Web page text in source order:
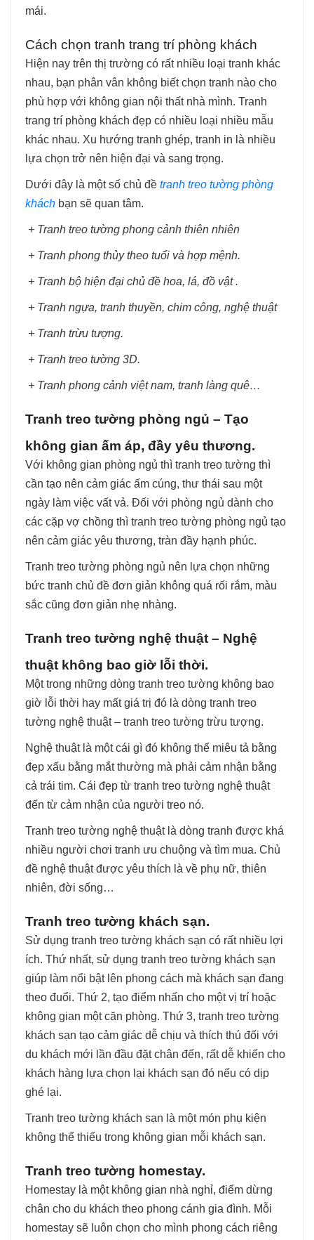
mái.
Cách chọn tranh trang trí phòng khách
Hiện nay trên thị trường có rất nhiều loại tranh khác
nhau, bạn phân vân không biết chọn tranh nào cho
phù hợp với không gian nội thất nhà mình. Tranh
trang trí phòng khách đẹp có nhiều loại nhiều mẫu
khác nhau. Xu hướng tranh ghép, tranh in là nhiều
lựa chọn trở nên hiện đại và sang trọng.
Dưới đây là một số chủ đề tranh treo tường phòng
khách bạn sẽ quan tâm.
+ Tranh treo tường phong cảnh thiên nhiên
+ Tranh phong thủy theo tuổi và hợp mệnh.
+ Tranh bộ hiện đại chủ đề hoa, lá, đồ vật .
+ Tranh ngựa, tranh thuyền, chim công, nghệ thuật
+ Tranh trừu tượng.
+ Tranh treo tường 3D.
+ Tranh phong cảnh việt nam, tranh làng quê…
Tranh treo tường phòng ngủ – Tạo
không gian ấm áp, đầy yêu thương.
Với không gian phòng ngủ thì tranh treo tường thì
cần tạo nên cảm giác ấm cúng, thư thái sau một
ngày làm việc vất vả. Đối với phòng ngủ dành cho
các cặp vợ chồng thì tranh treo tường phòng ngủ tạo
nên cảm giác yêu thương, tràn đầy hạnh phúc.
Tranh treo tường phòng ngủ nên lựa chọn những
bức tranh chủ đề đơn giản không quá rối rắm, màu
sắc cũng đơn giản nhẹ nhàng.
Tranh treo tường nghệ thuật – Nghệ
thuật không bao giờ lỗi thời.
Một trong những dòng tranh treo tường không bao
giờ lỗi thời hay mất giá trị đó là dòng tranh treo
tường nghệ thuật – tranh treo tường trừu tượng.
Nghệ thuật là một cái gì đó không thể miêu tả bằng
đẹp xấu bằng mắt thường mà phải cảm nhận bằng
cả trái tim. Cái đẹp từ tranh treo tường nghệ thuật
đến từ cảm nhận của người treo nó.
Tranh treo tường nghệ thuật là dòng tranh được khá
nhiều người chơi tranh ưu chuộng và tìm mua. Chủ
đề nghệ thuật được yêu thích là về phụ nữ, thiên
nhiên, đời sống…
Tranh treo tường khách sạn.
Sử dụng tranh treo tường khách sạn có rất nhiều lợi
ích. Thứ nhất, sử dụng tranh treo tường khách sạn
giúp làm nổi bật lên phong cách mà khách sạn đang
theo đuổi. Thứ 2, tạo điểm nhấn cho một vị trí hoặc
không gian một căn phòng. Thứ 3, tranh treo tường
khách sạn tạo cảm giác dễ chịu và thích thú đối với
du khách mới lần đầu đặt chân đến, rất dễ khiến cho
khách hàng lựa chọn lại khách sạn đó nếu có dịp
ghé lại.
Tranh treo tường khách sạn là một món phụ kiện
không thể thiếu trong không gian mỗi khách sạn.
Tranh treo tường homestay.
Homestay là một không gian nhà nghỉ, điểm dừng
chân cho du khách theo phong cánh gia đình. Mỗi
homestay sẽ luôn chọn cho mình phong cách riêng